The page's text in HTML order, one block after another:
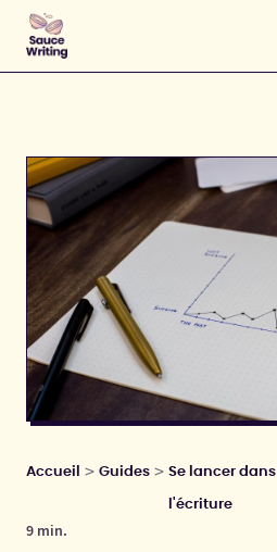
Accueil > Guides > Se lancer dans
l'écriture
9 min.